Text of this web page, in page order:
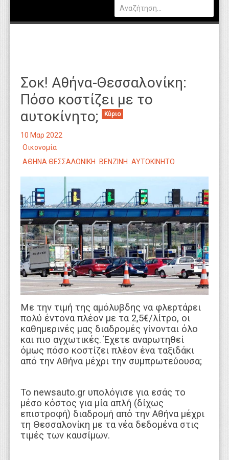
Σοκ! Αθήνα-Θεσσαλονίκη:
Πόσο κοστίζει με το
αυτοκίνητο;
Κύριο
10 Μαρ 2022
Οικονομία
ΑΘΗΝΑ ΘΕΣΣΑΛΟΝΙΚΗ
ΒΕΝΖΙΝΗ ΑΥΤΟΚΙΝΗΤΟ
Με την τιμή της αμόλυβδης να φλερτάρει
πολύ έντονα πλέον με τα 2,5€/λίτρο, οι
καθημερινές μας διαδρομές γίνονται όλο
και πιο αγχωτικές. Έχετε αναρωτηθεί
όμως πόσο κοστίζει πλέον ένα ταξιδάκι
από την Αθήνα μέχρι την συμπρωτεύουσα;
Το newsauto.gr υπολόγισε για εσάς το
μέσο κόστος για μία απλή (δίχως
επιστροφή) διαδρομή από την Αθήνα μέχρι
τη Θεσσαλονίκη με τα νέα δεδομένα στις
τιμές των καυσίμων.
Καιρός
Τεχνολογία
Εκπαίδευση
Υγεία
Γενικά
Βιβλιοθήκη Απόψεων
WEBTV